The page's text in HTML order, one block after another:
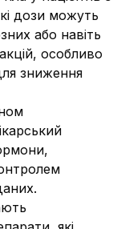
дози можуть
або навіть
особливо
зниження